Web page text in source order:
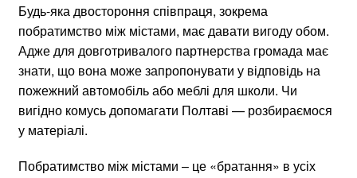
Будь-яка двостороння співпраця, зокрема
побратимство між містами, має давати вигоду обом.
Адже для довготривалого партнерства громада має
знати, що вона може запропонувати у відповідь на
пожежний автомобіль або меблі для школи. Чи
вигідно комусь допомагати Полтаві — розбираємося
у матеріалі.
Побратимство між містами – це «братання» в усіх